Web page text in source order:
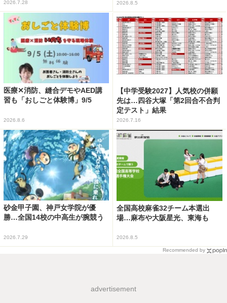
2026.7.28 2026.8.5
医療✕消防、縫合デモやAED講
習も「おしごと体験博」9/5
2026.8.6
【中学受験2027】人気校の併願
先は…四谷大塚「第2回合不合判
定テスト」結果
2026.7.16
砂金甲子園、神戸女学院が優
勝…全国14校の中高生が腕競う
2026.7.29
全国高校麻雀32チーム本選出
場…麻布や大阪星光、東海も
2026.8.5
Recommended by
advertisement